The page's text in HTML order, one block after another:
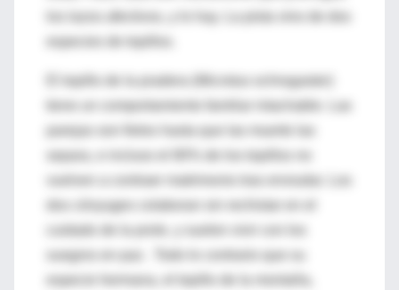
El topillo de la pradera (Microtus ochrogaster)
tiene un comportamiento familiar intachable. Las
dos cónyuges colaboran sin rechistar en el
suegros en paz . Todo lo contrario que su